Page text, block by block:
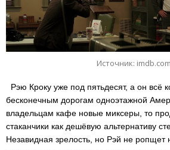
Источник: imdb.com
Рэю Кроку уже под пятьдесят, а он всё
бесконечным дорогам одноэтажной
владельцам кафе новые миксеры, то
стаканчики как дешёвую альтернативу
Незавидная зрелость, но Рэй не ропщет